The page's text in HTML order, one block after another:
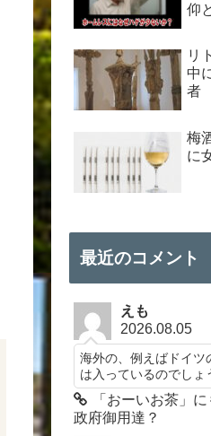
仰
リ
中
者
梅
に
最近のコメント
えも
2026.08.05
海外の、例えばドイツ
は入っているのでしょ
「おーいお茶」
政府御用達？